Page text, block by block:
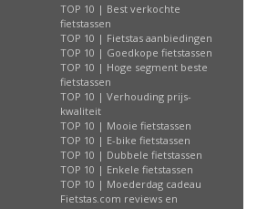
TOP 10 | Best verkochte
fietstassen
TOP 10 | Fietstas aanbiedingen
TOP 10 | Goedkope fietstassen
TOP 10 | Hoge segment beste
fietstassen
TOP 10 | Verhouding prijs-
kwaliteit
TOP 10 | Mooie fietstassen
TOP 10 | E-bike fietstassen
TOP 10 | Dubbele fietstassen
TOP 10 | Enkele fietstassen
TOP 10 | Moederdag cadeau
Fietstas.com reviews en